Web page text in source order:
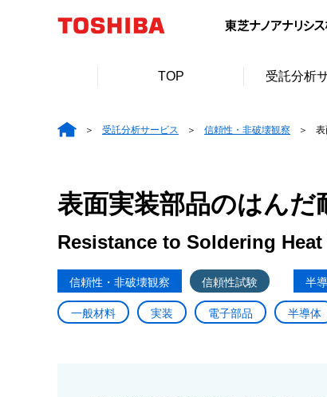
TOP 受託分析
受託分析サービス 信頼性・非破壊観察
表面実装部品のはんだ
Resistance to Soldering Heat
信頼性・非破壊観察 信頼性試験 半
一般材料 実装 電子部品 半導体